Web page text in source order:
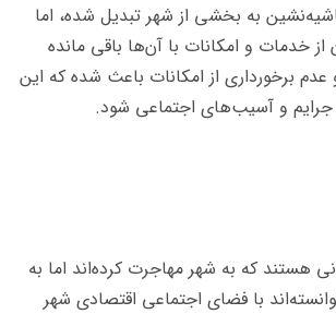
به بخشی از شهر تبدیل شده، اما
خدمات و امکانات با آن‌ها باقی مانده
برخورداری از امکانات باعث شده که این
جرایم و آسیب‌های اجتماعی شود.
هستند که به شهر مهاجرت کرده‌اند اما به
با فضای اجتماعی اقتصادی شهر